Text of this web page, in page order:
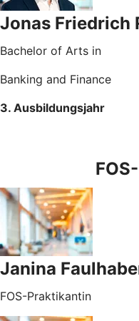
Jonas Friedrich
Bachelor of Arts in
Banking and Finance
3. Ausbildungsjahr
Janina
FOS-Praktikantin